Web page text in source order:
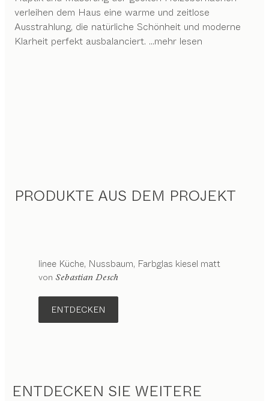
verleihen dem Haus eine warme und zeitlose
Ausstrahlung, die natürliche Schönheit und moderne
Klarheit perfekt ausbalanciert. ...mehr lesen
PRODUKTE AUS DEM PROJEKT
linee Küche Nussbaum, Farbglas kiesel matt
von Sebastian Desch
ENTDECKEN
ENTDECKEN SIE WEITERE